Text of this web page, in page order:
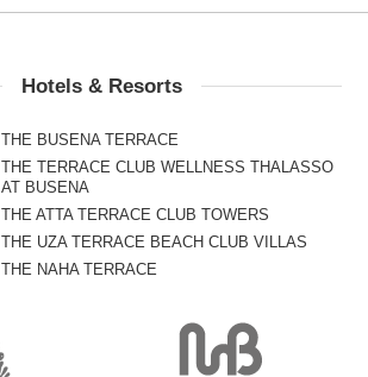
Hotels & Resorts
THE BUSENA TERRACE
THE TERRACE CLUB WELLNESS THALASSO
AT BUSENA
THE ATTA TERRACE CLUB TOWERS
THE UZA TERRACE BEACH CLUB VILLAS
THE NAHA TERRACE